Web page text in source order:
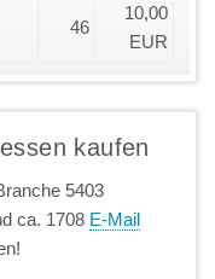
46
10,00
EUR
kaufen
5403
ca. 1708 E-Mail